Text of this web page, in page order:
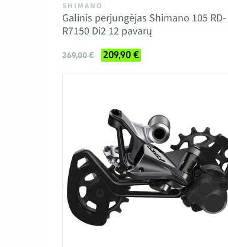
SHIMANO
Galinis perjungėjas Shimano 105 RD-
R7150 Di2 12 pavarų
269,00 € 209,90 €